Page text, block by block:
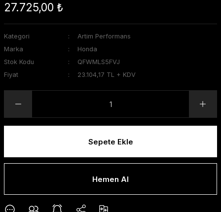
27.725,00 ₺
Kategori
Artim Performans
Marka
Honda
Stok Kodu
QFWMLS5FVJ
Fiyat
23.104,17 TL + KDV
Sepete Ekle
Hemen Al